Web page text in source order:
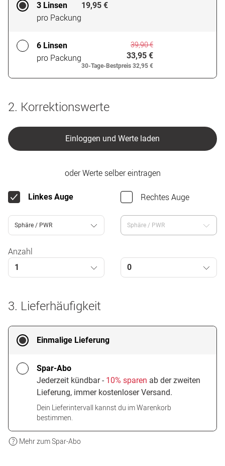
3 Linsen
pro Packung
19,95 €
6 Linsen
pro Packung
39,90 €
33,95 €
30-Tage-Bestpreis 32,95 €
2. Korrektionswerte
Einloggen und Werte laden
oder Werte selber eintragen
Linkes Auge Rechtes Auge
Sphäre / PWR Sphäre / PWR
Anzahl
1 0
3. Lieferhäufigkeit
Einmalige Lieferung
Spar-Abo
Jederzeit kündbar - 10% sparen ab der zweiten
Lieferung, immer kostenloser Versand.
Dein Lieferintervall kannst du im Warenkorb
bestimmen.
Mehr zum Spar-Abo